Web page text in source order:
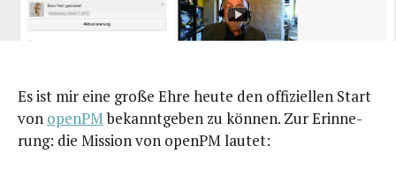
Es ist mir eine gro­ße Ehre heu­te den offi­zi­el­len Start
von openPMbekannt­ge­ben zu kön­nen. Zur Erin­ne­
rung: die Mis­si­on von openPM lautet: